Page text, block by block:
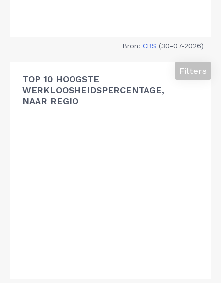
Bron: CBS (30-07-2026)
TOP 10 HOOGSTE
WERKLOOSHEIDSPERCENTAGE,
NAAR REGIO
Filters